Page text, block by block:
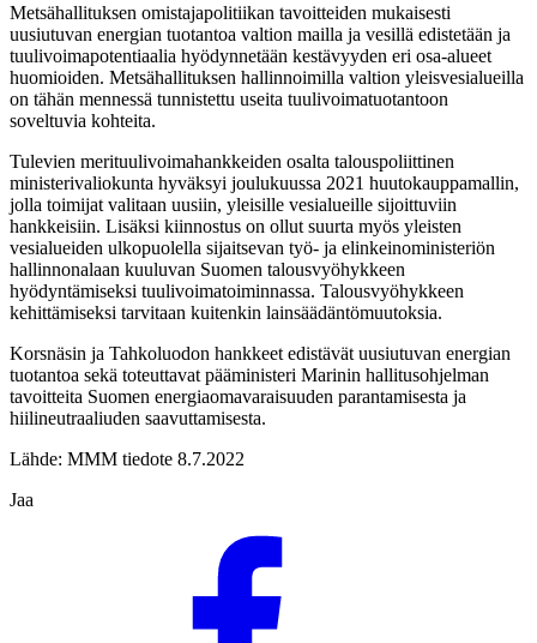
Metsähallituksen omistajapolitiikan tavoitteiden mukaisesti
uusiutuvan energian tuotantoa valtion mailla ja vesillä edistetään ja
tuulivoimapotentiaalia hyödynnetään kestävyyden eri osa-alueet
huomioiden. Metsähallituksen hallinnoimilla valtion yleisvesialueilla
on tähän mennessä tunnistettu useita tuulivoimatuotantoon
soveltuvia kohteita.
Tulevien merituulivoimahankkeiden osalta talouspoliittinen
ministerivaliokunta hyväksyi joulukuussa 2021 huutokauppamallin,
jolla toimijat valitaan uusiin, yleisille vesialueille sijoittuviin
hankkeisiin. Lisäksi kiinnostus on ollut suurta myös yleisten
vesialueiden ulkopuolella sijaitsevan työ- ja elinkeinoministeriön
hallinnonalaan kuuluvan Suomen talousvyöhykkeen
hyödyntämiseksi tuulivoimatoiminnassa. Talousvyöhykkeen
kehittämiseksi tarvitaan kuitenkin lainsäädäntömuutoksia.
Korsnäsin ja Tahkoluodon hankkeet edistävät uusiutuvan energian
tuotantoa sekä toteuttavat pääministeri Marinin hallitusohjelman
tavoitteita Suomen energiaomavaraisuuden parantamisesta ja
hiilineutraaliuden saavuttamisesta.
Lähde: MMM tiedote 8.7.2022
Jaa